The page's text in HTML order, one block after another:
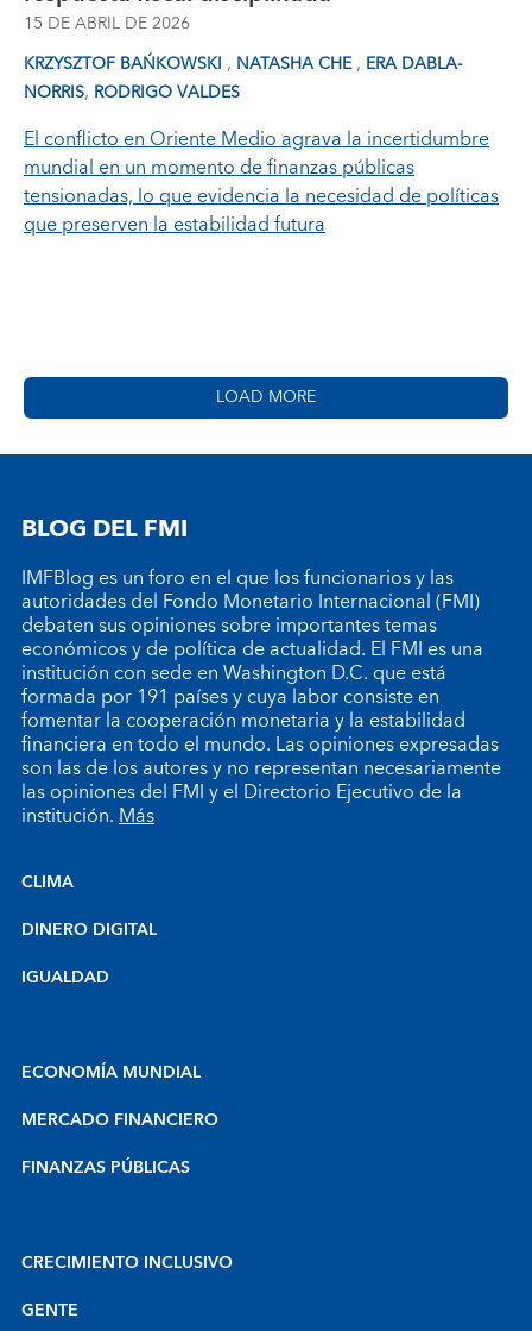
15 DE ABRIL DE 2026
KRZYSZTOF BAŃKOWSKI , NATASHA CHE, ERA DABLA-
NORRIS, RODRIGO VALDES
El conflicto en Oriente Medio agrava la incertidumbre
mundial en un momento de finanzas públicas
tensionadas, lo que evidencia la necesidad de políticas
que preserven la estabilidad futura
LOAD MORE
BLOG DEL FMI
IMFBlog es un foro en el que los funcionarios y las
autoridades del Fondo Monetario Internacional (FMI)
debaten sus opiniones sobre importantes temas
económicos y de política de actualidad. El FMI es una
institución con sede en Washington D.C. que está
formada por 191 países y cuya labor consiste en
fomentar la cooperación monetaria y la estabilidad
financiera en todo el mundo. Las opiniones expresadas
son las de los autores y no representan necesariamente
las opiniones del FMI y el Directorio Ejecutivo de la
institución.Más
CLIMA
DINERO DIGITAL
IGUALDAD
ECONOMÍA MUNDIAL
MERCADO FINANCIERO
FINANZAS PÚBLICAS
CRECIMIENTO INCLUSIVO
GENTE